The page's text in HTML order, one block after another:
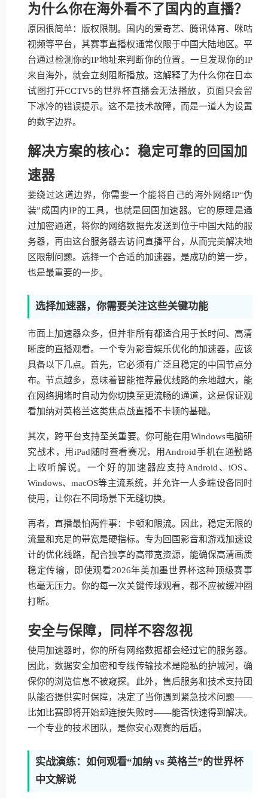
为什么你在海外看不了国内的直播？
原因很简单：版权限制。国内的爱奇艺、腾讯体育、咪咕
视频等平台，其赛事直播权通常仅限于中国大陆地区。平
台通过检测你的IP地址来判断你的位置。一旦发现你的IP
来自海外，就会立刻阻断播放。这解释了为什么你在日本
试图打开CCTV5的世界杯直播会无法播放，页面只会留
下冰冷的错误提示。这不是技术故障，而是一道人为设置
的数字边界。
解决方案的核心：稳定可靠的回国加
速器
要绕过这道边界，你需要一个能将自己的海外网络IP“伪
装”成国内IP的工具，也就是回国加速器。它的原理是通
过加密通道，将你的网络数据先发送到位于中国大陆的服
务器，再由这台服务器去访问直播平台，从而完美解决地
区限制问题。选择一个合适的加速器，是成功的第一步，
也是最重要的一步。
选择加速器，你需要关注这些关键功能
市面上加速器众多，但并非所有都适合用于长时间、高清
晰度的直播观看。一个专为影音娱乐优化的加速器，应该
具备以下几点。首先，它必须有广泛且稳定的中国节点分
布。节点越多，意味着智能推荐最优线路的余地越大，能
在网络拥堵时自动为你切换至更流畅的通道，这是保证观
看加纳对英格兰这类焦点战直播不卡顿的基础。
其次，跨平台支持至关重要。你可能在用Windows电脑研
究战术，用iPad随时查看赛况，用Android手机在通勤路
上收听解说。一个好的加速器应支持Android、iOS、
Windows、macOS等主流系统，并允许一人多端设备同时
使用，让你在不同场景下无缝切换。
再者，直播最怕两件事：卡顿和限流。因此，稳定无限的
流量和充足的带宽是硬指标。专为回国影音和游戏加速设
计的优化线路，配合独享的高带宽资源，能确保高清画质
稳定传输，即使观看2026年美加墨世界杯这种顶级赛事
也毫无压力。你的每一次关键传球观看，都不应被缓冲圈
打断。
安全与保障，同样不容忽视
使用加速器时，你的所有网络数据都会经过它的服务器。
因此，数据安全加密和专线传输技术是隐私的护城河，确
保你的浏览信息不被窥探。此外，售后服务和技术支持团
队能否提供实时保障，决定了当你遇到紧急技术问题——
比如比赛即将开始却连接失败时——能否快速得到解决。
一个专业的技术团队，是你安心观赛的后盾。
实战演练：如何观看“加纳 vs 英格兰”的世界杯
中文解说